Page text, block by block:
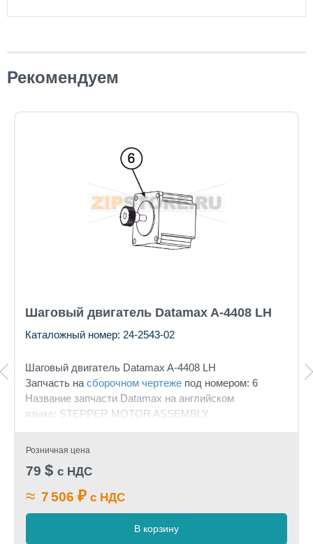
Рекомендуем
Шаговый двигатель Datamax A-4408 LH
Каталожный номер: 24-2543-02
Шаговый двигатель Datamax A-4408 LH
Запчасть на сборочном чертеже под номером: 6
Название запчасти Datamax на английском
языке: STEPPER MOTOR ASSEMBLY
Розничная цена
79 $ с НДС
≈ 7 506 ₽ с НДС
В корзину